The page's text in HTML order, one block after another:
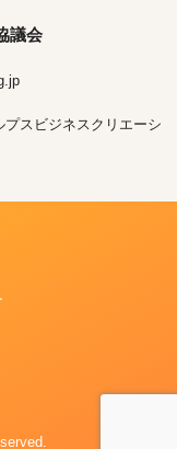
議会
プスビジネスクリエーシ